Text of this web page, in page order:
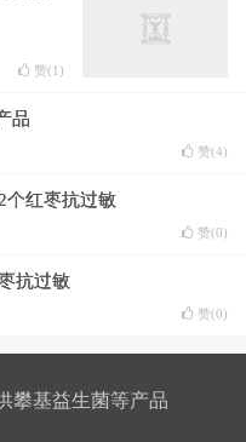
赞(1 )
品
赞(4)
红枣抗过敏
赞(0)
抗过敏
赞(0)
攀基益生菌等产品